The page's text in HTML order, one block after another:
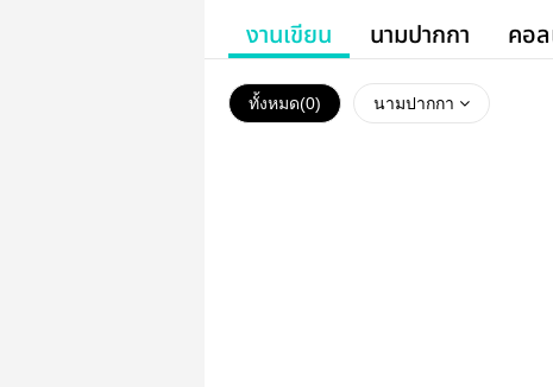
งานเขียน นามปากกา คอ
ทั้งหมด(0) นามปากกา